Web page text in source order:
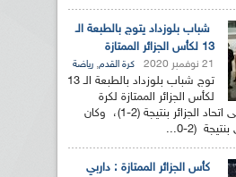
شباب بلوزداد يتوج بالطبعة الـ
13 لكأس الجزائر الممتازة
21 نوفمبر 2020 كرة القدم, رياضة
توج شباب بلوزداد بالطبعة الـ 13
لكأس الجزائر الممتازة لكرة
القدم، بفضل فوزه على اتحاد الجزائر بنتيجة (2-1)، وكان
(2-0...
كأس الجزائر الممتازة : داربي